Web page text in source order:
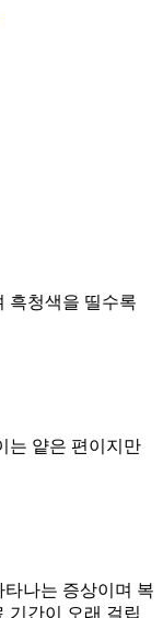
흑청색을 띨수록
는 얕은 편이지만
나는 증상이며 복
기간이 오래 걸립